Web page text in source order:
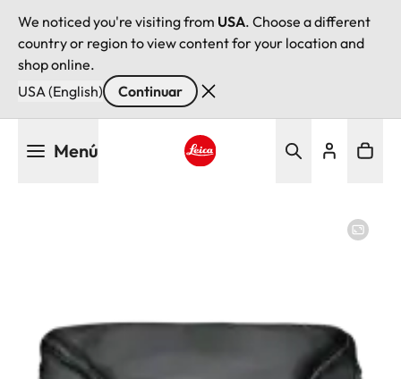
We noticed you're visiting from USA. Choose a different
country or region to view content for your location and
shop online.
USA (English)
Continuar
Menú